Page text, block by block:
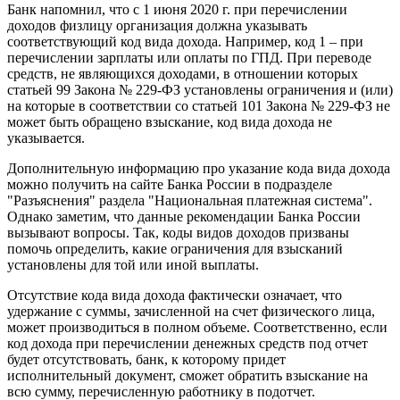
Банк напомнил, что с 1 июня 2020 г. при перечислении
доходов физлицу организация должна указывать
соответствующий код вида дохода. Например, код 1 – при
перечислении зарплаты или оплаты по ГПД. При переводе
средств, не являющихся доходами, в отношении которых
статьей 99 Закона № 229-ФЗ установлены ограничения и (или)
на которые в соответствии со статьей 101 Закона № 229-ФЗ не
может быть обращено взыскание, код вида дохода не
указывается.
Дополнительную информацию про указание кода вида дохода
можно получить на сайте Банка России в подразделе
"Разъяснения" раздела "Национальная платежная система".
Однако заметим, что данные рекомендации Банка России
вызывают вопросы. Так, коды видов доходов призваны
помочь определить, какие ограничения для взысканий
установлены для той или иной выплаты.
Отсутствие кода вида дохода фактически означает, что
удержание с суммы, зачисленной на счет физического лица,
может производиться в полном объеме. Соответственно, если
код дохода при перечислении денежных средств под отчет
будет отсутствовать, банк, к которому придет
исполнительный документ, сможет обратить взыскание на
всю сумму, перечисленную работнику в подотчет.